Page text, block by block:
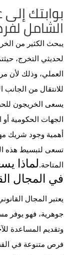
بوابتك
الشامل
يبحث الكثير من
لحديثي التخرج،حيث
العملي، وذلك لأن
للانتقال من الجانب
يسعى الخريجون
الجهات الحكومية
أهمية وجود شريك
تسعى لتبسيط هذه
المتاحة.لماذا
في المجال
يعتبر المجال
جوهرية، فهو يوفر
وتقديم المساعدة
فرص متنوعة في